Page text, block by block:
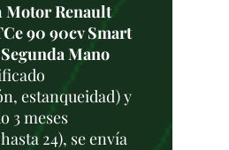
Motor Renault
90 90cv Smart
Mano
estanqueidad) y
3 meses
24), se envía